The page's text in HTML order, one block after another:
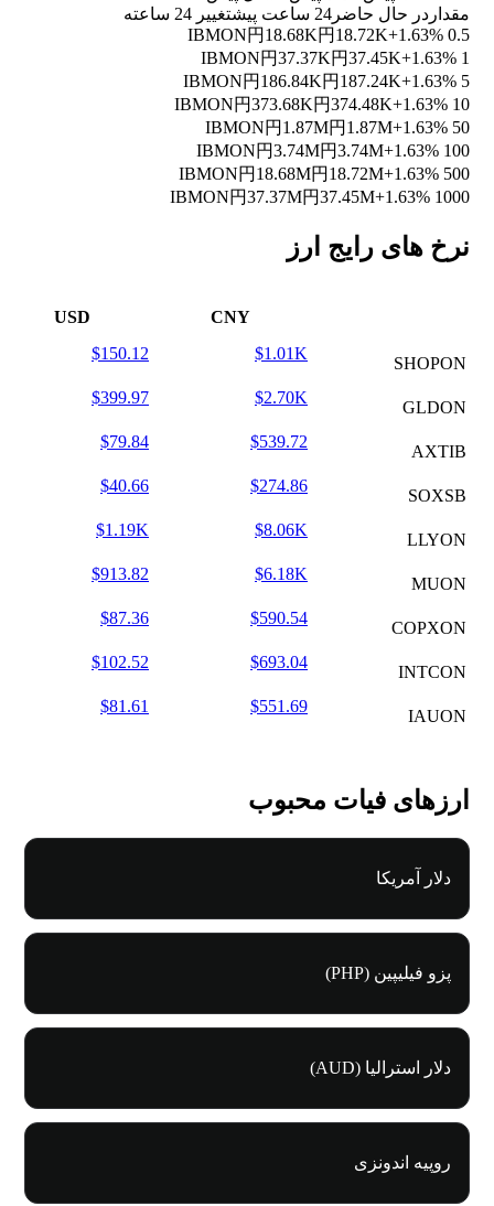
مقدار در حال حاضر 24 ساعت پیش
تغییر 24 ساعته
0.5 IBMON
円18.68K円18.72K+1.63%
1 IBMON
円37.37K円37.45K+1.63%
5 IBMON
円186.84K円187.24K+1.63%
10 IBMON
円373.68K円374.48K+1.63%
50 IBMON
円1.87M円1.87M+1.63%
100 IBMON
円3.74M円3.74M+1.63%
500 IBMON
円18.68M円18.72M+1.63%
1000 IBMON
円37.37M円37.45M+1.63%
نرخ های رایج ارز
CNY
USD
SHOPON
$1.01K
$150.12
GLDON
$2.70K
$399.97
AXTIB
$539.72
$79.84
SOXSB
$274.86
$40.66
LLYON
$8.06K
$1.19K
MUON
$6.18K
$913.82
COPXON
$590.54
$87.36
INTCON
$693.04
$102.52
IAUON
$551.69
$81.61
ارزهای فیات محبوب
دلار آمریکا
پزو فیلیپین (PHP)
دلار استرالیا (AUD)
روپیه اندونزی